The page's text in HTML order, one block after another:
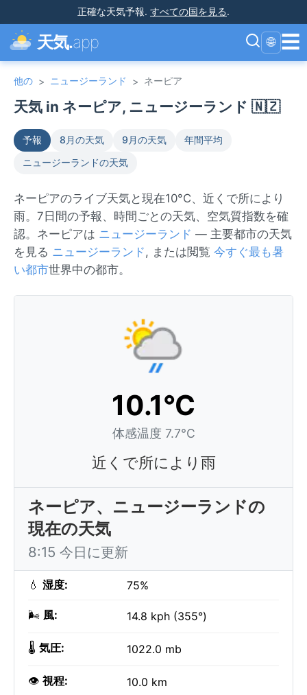
正確な天気予報. すべての国を見る.
天気.app 🌐 ☰
他の > ニュージーランド > ネーピア
天気 in ネーピア, ニュージーランド 🇳🇿
予報 8月の天気 9月の天気
年間平均
ニュージーランドの天気
ネーピアのライブ天気と現在10°C、近くで所により
雨。7日間の予報、時間ごとの天気、空気質指数を確
認。ネーピアは ニュージーランド — 主要都市の天気
を見る ニュージーランド, または閲覧 今すぐ最も暑
い都市世界中の都市。
10.1°C
体感温度 7.7°C
近くで所により雨
ネーピア、ニュージーランドの
現在の天気
8:15 今日に更新
💧 湿度: 75%
🌬️ 風: 14.8 kph (355°)
🌡️ 気圧: 1022.0 mb
👁️ 視程: 10.0 km